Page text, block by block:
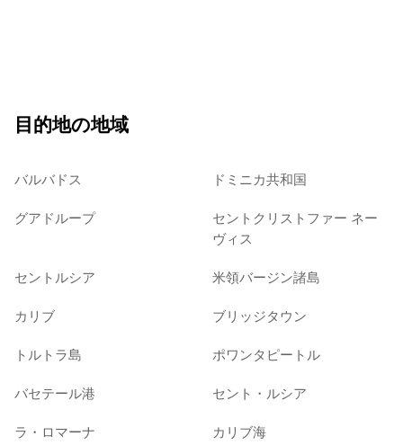
目的地の地域
バルバドス ドミニカ共和国
グアドループ
セントクリストファー ネー
ヴィス
セントルシア 米領バージン諸島
カリブ ブリッジタウン
トルトラ島 ポワンタピートル
バセテール港 セント・ルシア
ラ・ロマーナ カリブ海